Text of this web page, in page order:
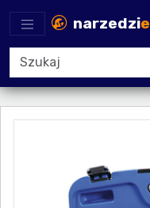
narzedzie